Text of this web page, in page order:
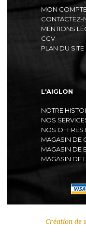
MON
CONTACTEZ-
MENTIONS
CGV
PLAN DU SITE
L'AIGLON
NOTRE
NOS
NOS OFFRES
MAGASIN DE
MAGASIN DE
MAGASIN DE
Création de